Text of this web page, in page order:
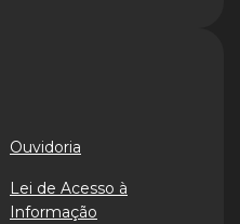
Ouvidoria
Lei de Acesso à
Informação